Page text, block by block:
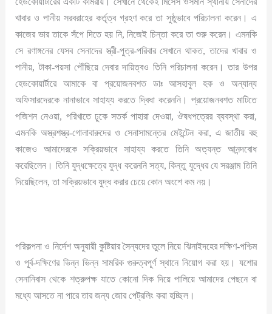
খাবার ও পানীয় সরবরাহের কর্তৃত্ব গ্রহণ করে তা সুষ্ঠুভাবে পরিচালনা করেন। এ
কাজের ভার তাকে সঁপে দিতে হয় নি, নিজেই চিন্তা করে তা শুরু করেন। এমনকি
সে রণাঙ্গনের যেসব সেনাদের স্ত্রী-পুত্র-পরিবার সেখানে থাকত, তাদের খাবার ও
পানীয়, টাকা-পয়সা পৌঁছিয়ে দেবার দায়িত্বও তিনি পরিচালনা করেন। তার উপর
হেডকোয়ার্টারে আমাকে বা প্রয়োজনবশত ডাঃ আসহাবুল হক ও অন্যান্য
অফিসারদেরকে নানাভাবে সাহায্য করতে দ্বিধা করেননি। প্রয়োজনবশত মাটিতে
পজিশন নেওয়া, পরিখাতে ঢুকে সতর্ক পাহারা দেওয়া, ঔষধপত্রের ব্যবস্থা করা,
এমনকি অস্ত্রশস্ত্র-গোলাবারুদের ও সেনাসামন্তের মেইন্টেন করা, এ জাতীয় বহু
কাজেও আমাদেরকে সক্রিয়ভাবে সাহায্য করতে তিনি অত্যন্ত আনন্দবোধ
করেছিলেন। তিনি যুদ্ধক্ষেত্রে যুদ্ধ করেননি সত্য, কিন্তু যুদ্ধের যে সরঞ্জাম তিনি
দিয়েছিলেন, তা সক্রিয়ভাবে যুদ্ধ করার চেয়ে কোন অংশে কম নয়।
পরিকল্পনা ও নির্দেশ অনুযায়ী কুষ্টিয়ার সৈন্যদের তুলে নিয়ে ঝিনাইদহের দক্ষিণ-পশ্চিম
ও পূর্ব-দক্ষিণের ভিন্ন ভিন্ন সামরিক গুরুত্বপূর্ণ স্থানে নিয়োগ করা হয়। যশোর
সেনানিবাস থেকে শত্রুপক্ষ যাতে কোনো দিক দিয়ে পালিয়ে আমাদের পেছনে বা
মধ্যে আসতে না পারে তার জন্য জোর পেট্রলিং করা হচ্ছিল।